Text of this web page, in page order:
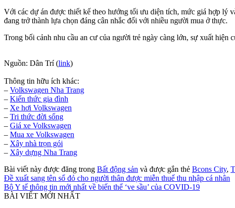
Với các dự án được thiết kế theo hướng tối ưu diện tích, mức giá hợp lý
đang trở thành lựa chọn đáng cân nhắc đối với nhiều người mua ở thực.
Trong bối cảnh nhu cầu an cư của người trẻ ngày càng lớn, sự xuất
Nguồn: Dân Trí (link)
Thông tin hữu ích khác:
– Volkswagen Nha Trang
– Kiến thức gia đình
– Xe hơi Volkswagen
– Tri thức đời sống
– Giá xe Volkswagen
– Mua xe Volkswagen
– Xây nhà trọn gói
– Xây dựng Nha Trang
Bài viết này được đăng trong Bất động sản và được gắn thẻ Bcons City,
Đề xuất sang tên sổ đỏ cho người thân được miễn thuế thu nhập cá nhân
Bộ Y tế thông tin mới nhất về biến thể ‘ve sầu’ của COVID-19
BÀI VIẾT MỚI NHẤT